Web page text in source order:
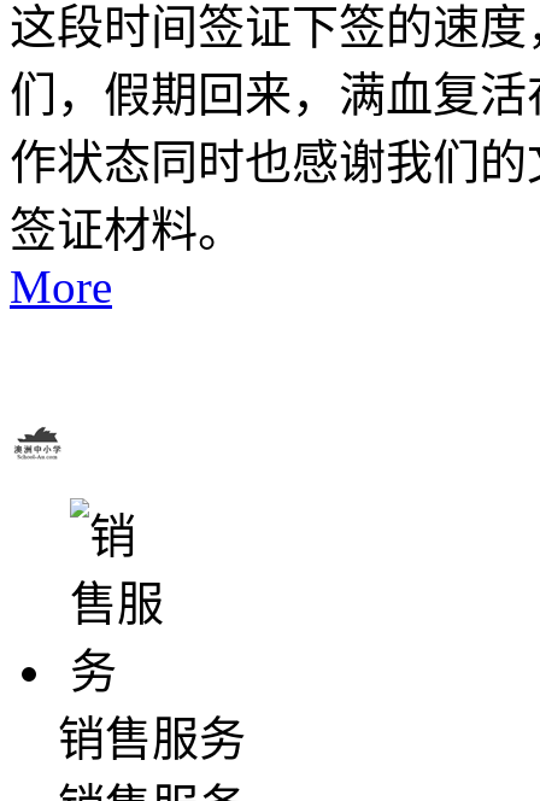
这段时间签证下签的速
们，假期回来，满血复
作状态同时也感谢我们
签证材料。
More
销售服务